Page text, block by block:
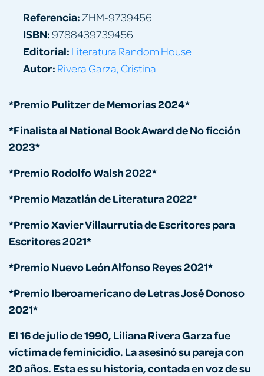
*Premio Pulitzer de Memorias 2024*
*Finalista al National Book Award de No ficción
2023*
*Premio Rodolfo Walsh 2022*
*Premio Mazatlán de Literatura 2022*
*Premio Xavier Villaurrutia de Escritores para
Escritores 2021*
*Premio Nuevo León Alfonso Reyes 2021*
*Premio Iberoamericano de Letras José Donoso
2021*
El 16 de julio de 1990, Liliana Rivera Garza fue
víctima de feminicidio. La asesinó su pareja con
20 años. Esta es su historia, contada en voz de su
Referencia: ZHM-9739456
ISBN:9788439739456
Editorial: Literatura Random House
Autor: Rivera Garza, Cristina